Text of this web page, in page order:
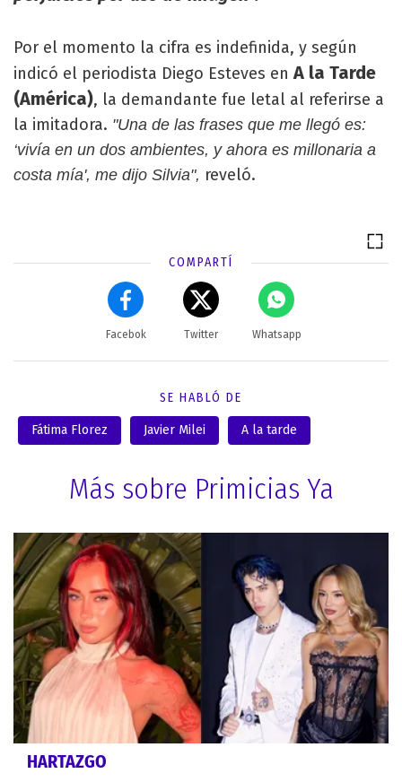
Por el momento la cifra es indefinida, y según
indicó el periodista Diego Esteves enA la Tarde
(América), la demandante fue letal al referirse a
la imitadora. "Una de las frases que me llegó es:
‘vivía en un dos ambientes, y ahora es millonaria a
costa mía', me dijo Silvia", reveló.
COMPARTÍ
Facebok Twitter Whatsapp
SE HABLÓ DE
Fátima Florez Javier Milei A la tarde
Más sobre Primicias Ya
HARTAZGO